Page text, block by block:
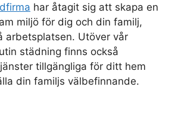
har åtagit sig att skapa en
miljö för dig och din familj,
arbetsplatsen. Utöver vår
städning finns också
tillgängliga för ditt hem
din familjs välbefinnande.